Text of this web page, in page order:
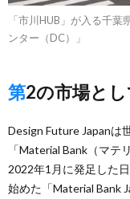
「市川HUB」が入る千
ンター（DC）」
第2の市場と
Design Future Japanは
「Material Bank（マテ
2022年1月に発足した
始めた「Material Bank